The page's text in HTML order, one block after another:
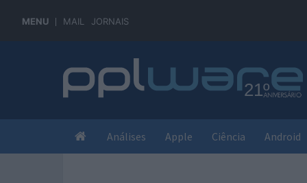
MENU MAIL JORNAIS
Análises Apple Ciência Android